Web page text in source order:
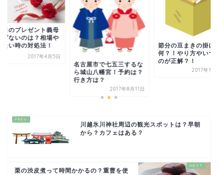
日のプレゼント義母
げないのは？相場や
たい時の対処法！
2017年4月5日
名古屋市で七五三するな
ら城山八幡宮！予約は？
行き方は？
2017年8月11日
節分の豆まきの掛け
何？！やり方やいつ
のが正解？！
2017年11
川越氷川神社周辺の観光スポットは？早朝
から？カフェはある？
栗の渋皮煮って時間かかるの？重曹を使